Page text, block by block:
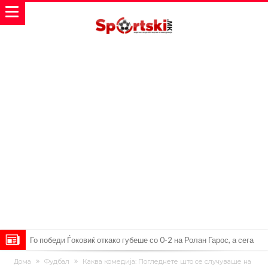
Го победи Ѓоковиќ откако губеше со 0-2 на Ролан Гарос, а сега
даде срамен коментар за него
Реал Мадрид го собори клупскиот рекорд: Мурињо добива
Дома Фудбал
Каква комедија: Погледнете што се случуваше на